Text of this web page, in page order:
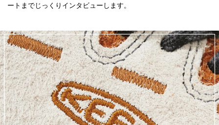
ートまでじっくりインタビューします。